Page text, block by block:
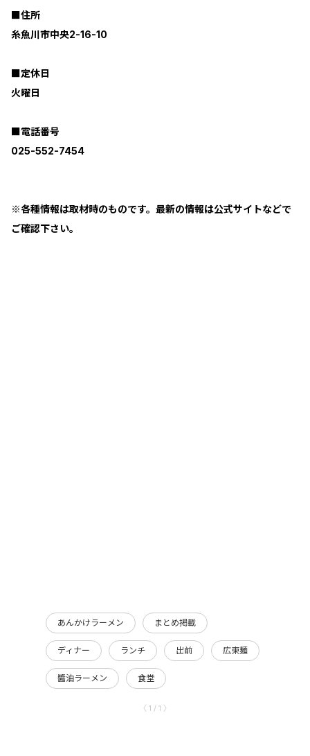
■住所
糸魚川市中央2-16-10
■定休日
火曜日
■電話番号
025-552-7454
※各種情報は取材時のものです。最新の情報は公式サイトなどで
ご確認下さい。
あんかけラーメン まとめ掲載
ディナー ランチ 出前 広東麺
醬油ラーメン 食堂
〈 1 / 1 〉